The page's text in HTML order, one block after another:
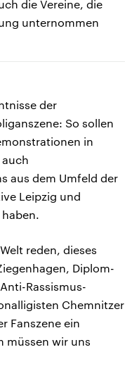
die Vereine, die
unternommen
der
So sollen
in
aus dem Umfeld der
Leipzig und
reden, dieses
Diplom-
Rassismus-
Chemnitzer
Fanszene ein
müssen wir uns